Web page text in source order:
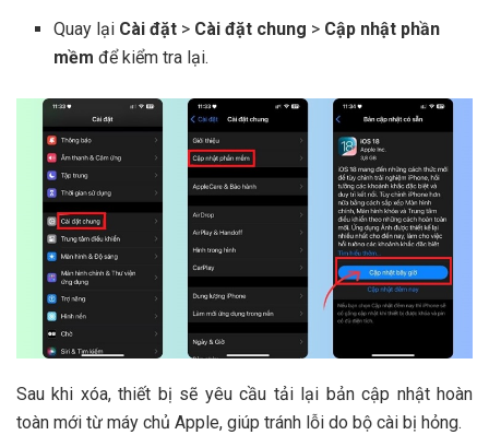
Quay lại Cài đặt > Cài đặt chung > Cập nhật phần
mềm để kiểm tra lại.
Sau khi xóa, thiết bị sẽ yêu cầu tải lại bản cập nhật hoàn
toàn mới từ máy chủ Apple, giúp tránh lỗi do bộ cài bị hỏng.